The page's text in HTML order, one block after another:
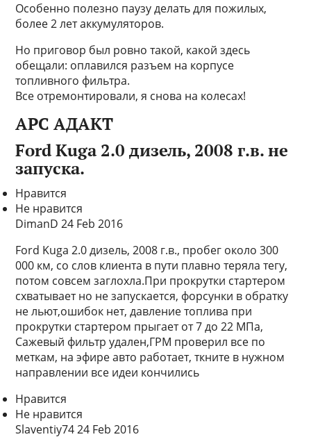
Особенно полезно паузу делать для пожилых,
более 2 лет аккумуляторов.
Но приговор был ровно такой, какой здесь
обещали: оплавился разъем на корпусе
топливного фильтра.
Все отремонтировали, я снова на колесах!
APC АДАКТ
Ford Kuga 2.0 дизель, 2008 г.в. не
запуска.
Нравится
Не нравится
DimanD 24 Feb 2016
Ford Kuga 2.0 дизель, 2008 г.в., пробег около 300
000 км, со слов клиента в пути плавно теряла тегу,
потом совсем заглохла.При прокрутки стартером
схватывает но не запускается, форсунки в обратку
не льют,ошибок нет, давление топлива при
прокрутки стартером прыгает от 7 до 22 МПа,
Сажевый фильтр удален,ГРМ проверил все по
меткам, на эфире авто работает, ткните в нужном
направлении все идеи кончились
Нравится
Не нравится
Slaventiy74 24 Feb 2016